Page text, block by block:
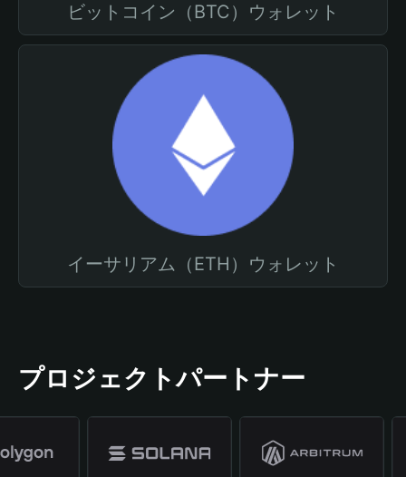
ビットコイン（BTC）ウォレット
イーサリアム（ETH）ウォレット
プロジェクトパートナー